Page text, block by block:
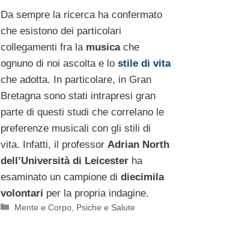
Da sempre la ricerca ha confermato
che esistono dei particolari
collegamenti fra la musicache
ognuno di noi ascolta e lo stile di vita
che adotta. In particolare, in Gran
Bretagna sono stati intrapresi gran
parte di questi studi che correlano le
preferenze musicali con gli stili di
vita. Infatti, il professor Adrian North
dell’Università di Leicesterha
esaminato un campione di diecimila
volontari per la propria indagine.
Categorie
Mente e Corpo Psiche e Salute